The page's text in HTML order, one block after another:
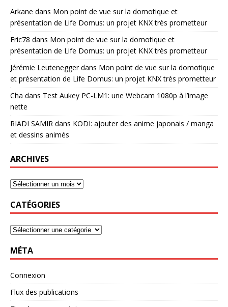
Arkane dans Mon point de vue sur la domotique et
présentation de Life Domus: un projet KNX très prometteur
Eric78 dans Mon point de vue sur la domotique et
présentation de Life Domus: un projet KNX très prometteur
Jérémie Leuteneggerdans Mon point de vue sur la domotique
et présentation de Life Domus: un projet KNX très prometteur
Cha dans Test Aukey PC-LM1: une Webcam 1080p à l’image
nette
RIADI SAMIR dans KODI: ajouter des anime japonais / manga
et dessins animés
ARCHIVES
CATÉGORIES
MÉTA
Connexion
Flux des publications